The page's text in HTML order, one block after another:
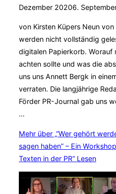
Dezember 20206.
von Kirsten Küpers Neun
werden nicht vollständig
digitalen Papierkorb. Worauf
achten sollte und was die
uns uns Annett Bergk in
verraten. Die langjährige
Förder PR-Journal gab uns
…
Mehr über „“Wer gehört
sagen haben” – Ein
Texten in der PR“ Lesen